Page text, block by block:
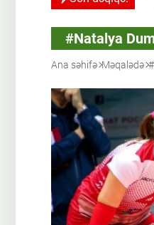
#Natalya
Ana səhifə Məqalədə